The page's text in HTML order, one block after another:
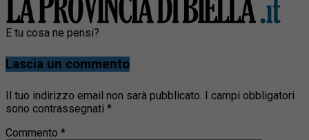
E tu cosa ne pensi?
Lascia un commento
Il tuo indirizzo email non sarà pubblicato. I campi obbligatori
sono contrassegnati *
Commento *